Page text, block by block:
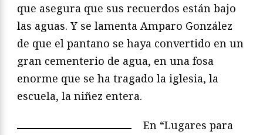
que asegura que sus recuerdos están bajo
las aguas. Y se lamenta Amparo González
de que el pantano se haya convertido en un
gran cementerio de agua, en una fosa
enorme que se ha tragado la iglesia, la
escuela, la niñez entera.
En “Lugares para